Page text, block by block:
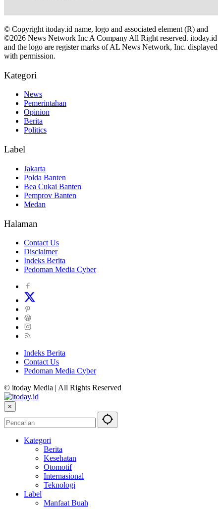
© Copyright itoday.id name, logo and associated element (R) and
©2026 News Network Inc A Company All Right reserved. itoday.id
and the logo are register marks of AL News Network, Inc. displayed
with permission.
Kategori
News
Pemerintahan
Opinion
Berita
Politics
Label
Jakarta
Polda Banten
Bea Cukai Banten
Pemprov Banten
Medan
Halaman
Contact Us
Disclaimer
Indeks Berita
Pedoman Media Cyber
Indeks Berita
Contact Us
Pedoman Media Cyber
© itoday Media | All Rights Reserved
×
Kategori
Berita
Kesehatan
Otomotif
Internasional
Teknologi
Label
Manfaat Buah